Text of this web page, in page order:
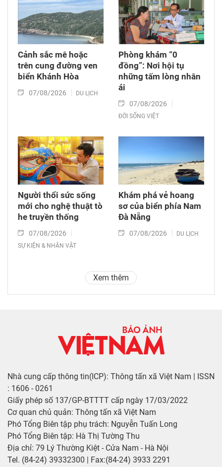
Cảnh sắc mê hoặc
trên cung đường ven
biển Khánh Hòa
07/08/2026 DU LỊCH
Phòng khám “0
đồng”: Nơi hội tụ
những tấm lòng nhân
ái
07/08/2026
ĐỜI SỐNG VIỆT
Người thổi sức sống
mới cho nghệ thuật tò
he truyền thống
07/08/2026
SỰ KIỆN & NHÂN VẬT
Khám phá vẻ hoang
sơ của biển phía Nam
Đà Nẵng
07/08/2026 DU LỊCH
Xem thêm
Nhà cung cấp thông tin(ICP): Thông tấn xã Việt Nam | ISSN
: 1606 - 0261
Giấy phép số 137/GP-BTTTT cấp ngày 17/03/2022
Cơ quan chủ quản: Thông tấn xã Việt Nam
Phó Tổng Biên tập phụ trách: Nguyễn Tuấn Long
Phó Tổng Biên tập: Hà Thị Tường Thu
Địa chỉ: 79 Lý Thường Kiệt - Cửa Nam - Hà Nội
Tel. (84-24) 39332300 | Fax:(84-24) 3933 2291